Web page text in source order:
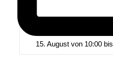
15. August von 10:00bis